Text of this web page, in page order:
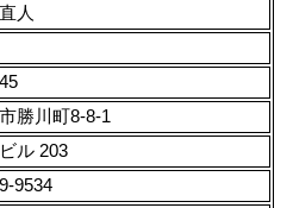
人
勝川町8-8-1
ル 203
9534